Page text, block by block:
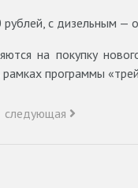
с дизельным —
на покупку
программы
следующая